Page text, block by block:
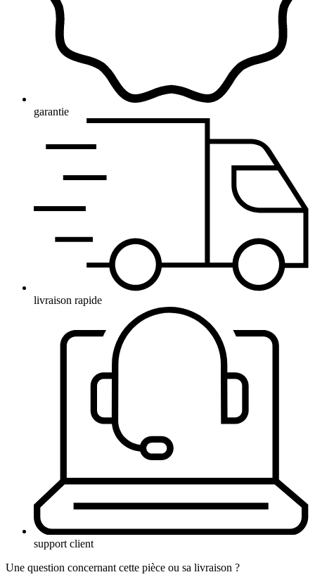
garantie
livraison rapide
support client
Une question concernant cette pièce ou sa livraison ?